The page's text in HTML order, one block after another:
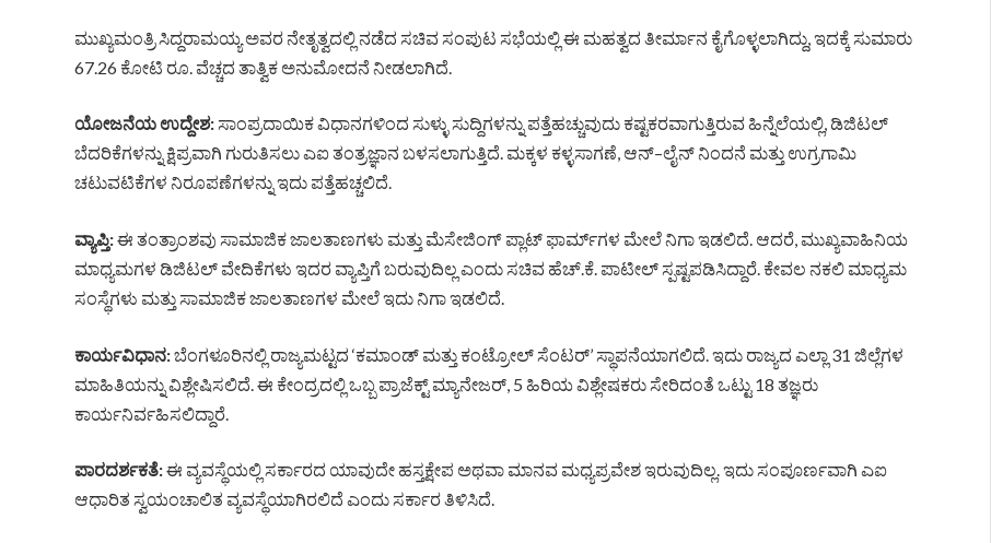
ಮುಖ್ಯಮಂತ್ರಿ ಸಿದ್ದರಾಮಯ್ಯ ಅವರ ನೇತೃತ್ವದಲ್ಲಿ ನಡೆದ ಸಚಿವ ಸಂಪುಟ ಸಭೆಯಲ್ಲಿ ಈ ಮಹತ್ವದ ತೀರ್ಮಾನ ಕೈಗೊಳ್ಳಲಾಗಿದ್ದು, ಇದಕ್ಕೆ ಸುಮಾರು
67.26 ಕೋಟಿ ರೂ. ವೆಚ್ಚದ ತಾತ್ವಿಕ ಅನುಮೋದನೆ ನೀಡಲಾಗಿದೆ.
ಯೋಜನೆಯ ಉದ್ದೇಶ:ಸಾಂಪ್ರದಾಯಿಕ ವಿಧಾನಗಳಿಂದ ಸುಳ್ಳು ಸುದ್ದಿಗಳನ್ನು ಪತ್ತೆಹಚ್ಚುವುದು ಕಷ್ಟಕರವಾಗುತ್ತಿರುವ ಹಿನ್ನೆಲೆಯಲ್ಲಿ, ಡಿಜಿಟಲ್
ಬೆದರಿಕೆಗಳನ್ನು ಕ್ಷಿಪ್ರವಾಗಿ ಗುರುತಿಸಲು ಎಐ ತಂತ್ರಜ್ಞಾನ ಬಳಸಲಾಗುತ್ತಿದೆ. ಮಕ್ಕಳ ಕಳ್ಳಸಾಗಣೆ, ಆನ್–ಲೈನ್ ನಿಂದನೆ ಮತ್ತು ಉಗ್ರಗಾಮಿ
ಚಟುವಟಿಕೆಗಳ ನಿರೂಪಣೆಗಳನ್ನು ಇದು ಪತ್ತೆಹಚ್ಚಲಿದೆ.
ವ್ಯಾಪ್ತಿ:ಈ ತಂತ್ರಾಂಶವು ಸಾಮಾಜಿಕ ಜಾಲತಾಣಗಳು ಮತ್ತು ಮೆಸೇಜಿಂಗ್ ಪ್ಲಾಟ್‌ ಫಾರ್ಮ್‌ಗಳ ಮೇಲೆ ನಿಗಾ ಇಡಲಿದೆ. ಆದರೆ, ಮುಖ್ಯವಾಹಿನಿಯ
ಮಾಧ್ಯಮಗಳ ಡಿಜಿಟಲ್ ವೇದಿಕೆಗಳು ಇದರ ವ್ಯಾಪ್ತಿಗೆ ಬರುವುದಿಲ್ಲ ಎಂದು ಸಚಿವ ಹೆಚ್.ಕೆ. ಪಾಟೀಲ್ ಸ್ಪಷ್ಟಪಡಿಸಿದ್ದಾರೆ. ಕೇವಲ ನಕಲಿ ಮಾಧ್ಯಮ
ಸಂಸ್ಥೆಗಳು ಮತ್ತು ಸಾಮಾಜಿಕ ಜಾಲತಾಣಗಳ ಮೇಲೆ ಇದು ನಿಗಾ ಇಡಲಿದೆ.
ಕಾರ್ಯವಿಧಾನ:ಬೆಂಗಳೂರಿನಲ್ಲಿ ರಾಜ್ಯಮಟ್ಟದ ‘ಕಮಾಂಡ್ ಮತ್ತು ಕಂಟ್ರೋಲ್ ಸೆಂಟರ್’ ಸ್ಥಾಪನೆಯಾಗಲಿದೆ. ಇದು ರಾಜ್ಯದ ಎಲ್ಲಾ 31 ಜಿಲ್ಲೆಗಳ
ಮಾಹಿತಿಯನ್ನು ವಿಶ್ಲೇಷಿಸಲಿದೆ. ಈ ಕೇಂದ್ರದಲ್ಲಿ ಒಬ್ಬ ಪ್ರಾಜೆಕ್ಟ್ ಮ್ಯಾನೇಜರ್, 5 ಹಿರಿಯ ವಿಶ್ಲೇಷಕರು ಸೇರಿದಂತೆ ಒಟ್ಟು 18 ತಜ್ಞರು
ಕಾರ್ಯನಿರ್ವಹಿಸಲಿದ್ದಾರೆ.
ಪಾರದರ್ಶಕತೆ:ಈ ವ್ಯವಸ್ಥೆಯಲ್ಲಿ ಸರ್ಕಾರದ ಯಾವುದೇ ಹಸ್ತಕ್ಷೇಪ ಅಥವಾ ಮಾನವ ಮಧ್ಯಪ್ರವೇಶ ಇರುವುದಿಲ್ಲ. ಇದು ಸಂಪೂರ್ಣವಾಗಿ ಎಐ
ಆಧಾರಿತ ಸ್ವಯಂಚಾಲಿತ ವ್ಯವಸ್ಥೆಯಾಗಿರಲಿದೆ ಎಂದು ಸರ್ಕಾರ ತಿಳಿಸಿದೆ.